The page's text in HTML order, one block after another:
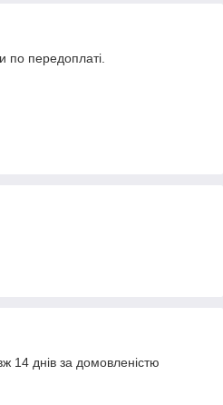
по передоплаті.
14 днів за домовленістю